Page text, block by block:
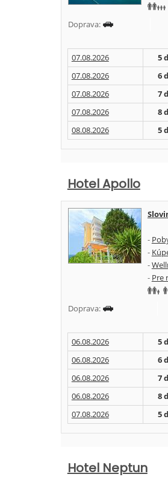
Doprava:
07.08.2026 5
07.08.2026
6
07.08.2026
7
07.08.2026
8
08.08.2026
5
Hotel Apollo
-
-
-
- Pre
Doprava:
06.08.2026 5
06.08.2026
6
06.08.2026
7
06.08.2026
8
07.08.2026
5
Hotel Neptun